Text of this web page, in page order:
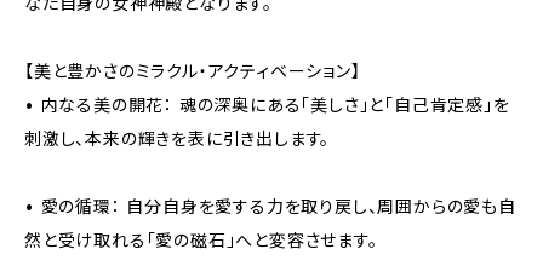
【美と豊かさのミラクル・アクティベーション】
• 内なる美の開花： 魂の深奥にある「美しさ」と「自己肯定感」を
刺激し、本来の輝きを表に引き出します。
• 愛の循環： 自分自身を愛する力を取り戻し、周囲からの愛も自
然と受け取れる「愛の磁石」へと変容させます。